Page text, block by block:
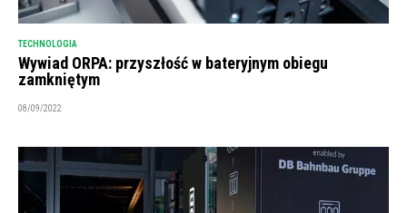
TECHNOLOGIA
Wywiad ORPA: przyszłość w bateryjnym obiegu
zamkniętym
08/09/2022